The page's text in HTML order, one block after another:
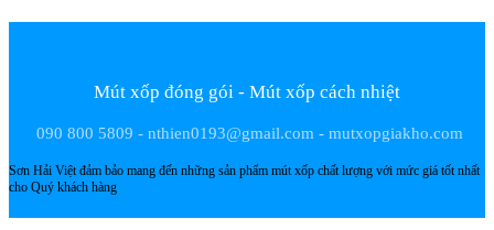
Mút xốp đóng gói - Mút xốp cách nhiệt
090 800 5809 - nthien0193@gmail.com - mutxopgiakho.com
Sơn Hải Việt đảm bảo mang đến những sản phẩm mút xốp chất lượng với mức giá tốt nhất
cho Quý khách hàng